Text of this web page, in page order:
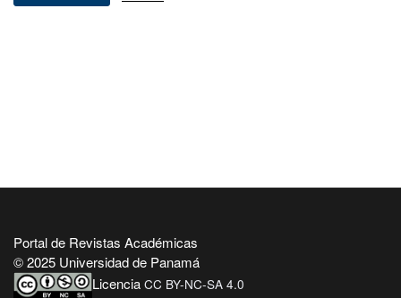
Portal de Revistas Académicas
© 2025 Universidad de Panamá
Licencia CC BY-NC-SA 4.0